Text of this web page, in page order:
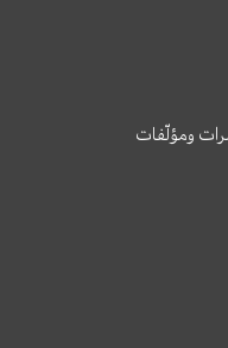
ومؤلّفات